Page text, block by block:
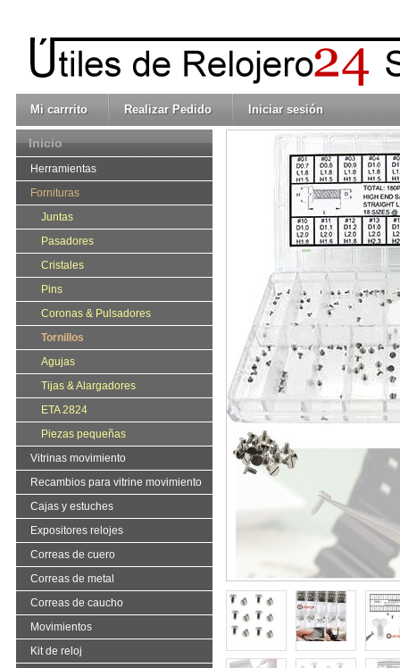
Mi carrrito Realizar Pedido Iniciar sesión
Inicio
Herramientas
Fornituras
Juntas
Pasadores
Cristales
Pins
Coronas & Pulsadores
Tornillos
Agujas
Tijas & Alargadores
ETA 2824
Piezas pequeñas
Vitrinas movimiento
Recambios para vitrine movimiento
Cajas y estuches
Expositores relojes
Correas de cuero
Correas de metal
Correas de caucho
Movimientos
Kit de reloj